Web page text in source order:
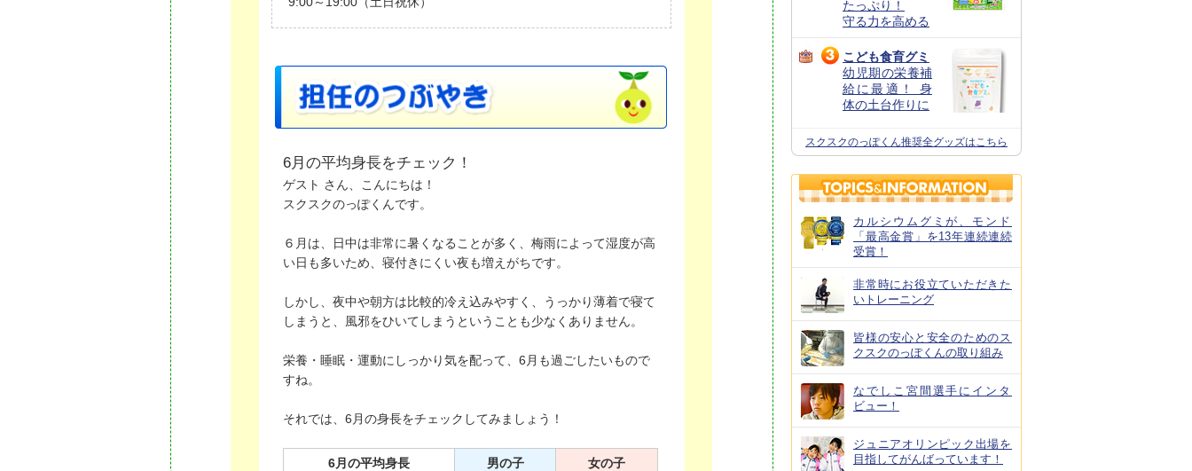
6月の平均身長をチェック！
ゲスト さん、こんにちは！
スクスクのっぽくんです。
６月は、日中は非常に暑くなることが多く、梅雨によって湿度が高
い日も多いため、寝付きにくい夜も増えがちです。
しかし、夜中や朝方は比較的冷え込みやすく、うっかり薄着で寝て
しまうと、風邪をひいてしまうということも少なくありません。
栄養・睡眠・運動にしっかり気を配って、6月も過ごしたいもので
すね。
それでは、6月の身長をチェックしてみましょう！
6月の平均身長 男の子 女の子
たっぷり！
守る力を高める
こども食育グミ
幼児期の栄養補
給に最適！ 身
体の土台作りに
スクスクのっぽくん推奨全グッズはこちら
カルシウムグミが、モンド
「最高金賞」を13年連続連続
受賞！
非常時にお役立ていただきた
いトレーニング
皆様の安心と安全のためのス
クスクのっぽくんの取り組み
なでしこ宮間選手にインタ
ビュー！
ジュニアオリンピック出場を
目指してがんばっています！